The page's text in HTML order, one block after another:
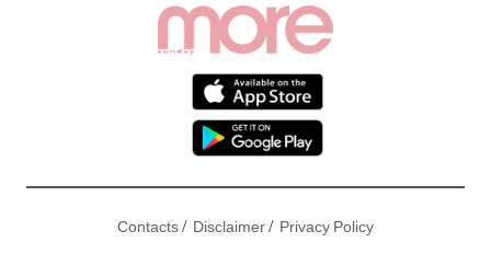
Contacts/ Disclaimer/ Privacy Policy